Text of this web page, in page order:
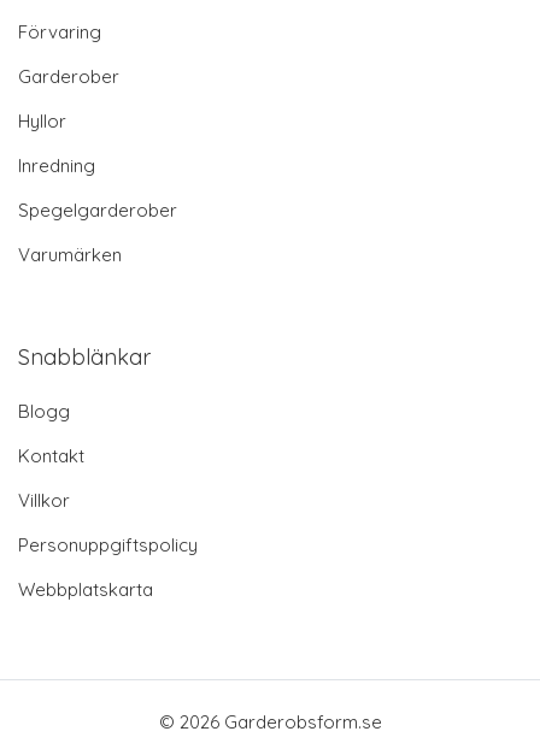
Förvaring
Garderober
Hyllor
Inredning
Spegelgarderober
Varumärken
Snabblänkar
Blogg
Kontakt
Villkor
Personuppgiftspolicy
Webbplatskarta
© 2026 Garderobsform.se